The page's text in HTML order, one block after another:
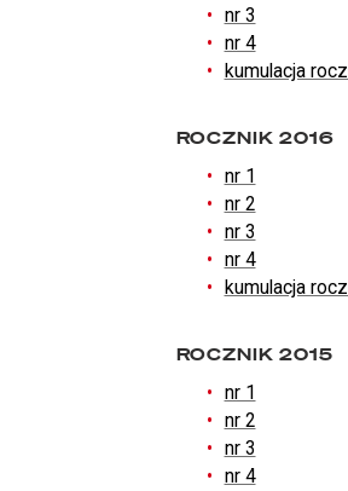
nr 3
nr 4
kumulacja
ROCZNIK 2016
nr 1
nr 2
nr 3
nr 4
kumulacja
ROCZNIK 2015
nr 1
nr 2
nr 3
nr 4